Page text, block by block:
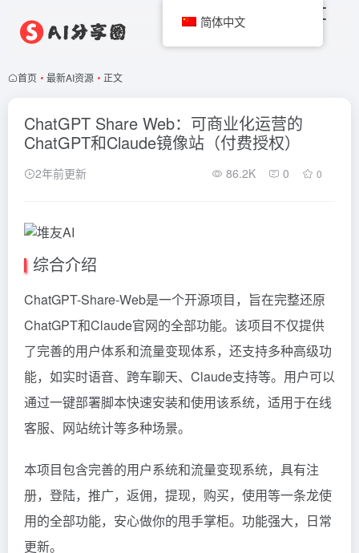
首页 • 最新AI资源 • 正文
ChatGPT Share Web：可商业化运营的
ChatGPT和Claude镜像站（付费授权）
2年前更新 86.2K 0 0
综合介绍
ChatGPT-Share-Web是一个开源项目，旨在完整还原
ChatGPT和Claude官网的全部功能。该项目不仅提供
了完善的用户体系和流量变现体系，还支持多种高级功
能，如实时语音、跨车聊天、Claude支持等。用户可以
通过一键部署脚本快速安装和使用该系统，适用于在线
客服、网站统计等多种场景。
本项目包含完善的用户系统和流量变现系统，具有注
册，登陆，推广，返佣，提现，购买，使用等一条龙使
用的全部功能，安心做你的甩手掌柜。功能强大，日常
更新。
简体中文